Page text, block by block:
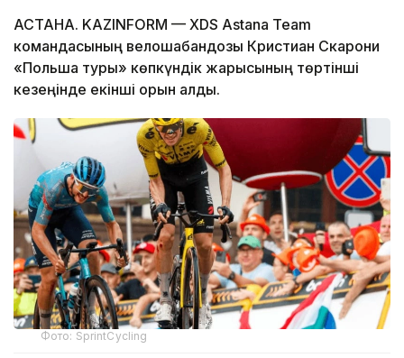
АСТАНА. KAZINFORM — XDS Astana Team
командасының велошабандозы Кристиан Скарони
«Польша туры» көпкүндік жарысының төртінші
кезеңінде екінші орын алды.
Фото: SprintCycling